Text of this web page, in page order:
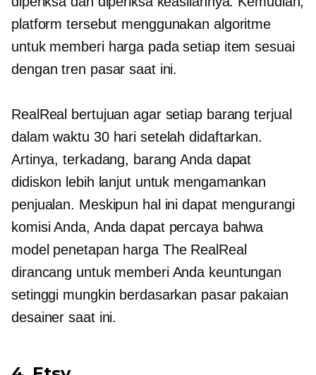
platform tersebut menggunakan algoritme
untuk memberi harga pada setiap item sesuai
dengan tren pasar saat ini.
RealReal bertujuan agar setiap barang terjual
dalam waktu 30 hari setelah didaftarkan.
Artinya, terkadang, barang Anda dapat
didiskon lebih lanjut untuk mengamankan
penjualan. Meskipun hal ini dapat mengurangi
komisi Anda, Anda dapat percaya bahwa
model penetapan harga The RealReal
dirancang untuk memberi Anda keuntungan
setinggi mungkin berdasarkan pasar pakaian
desainer saat ini.